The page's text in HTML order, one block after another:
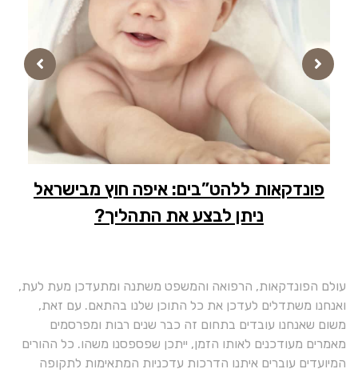
פונדקאות ללהט”בים: איפה חוץ מבישראל
ניתן לבצע את התהליך?
עולם הפונדקאות, הרפואה והמשפט משתנה ומתעדכן מעת לעת,
ואנחנו משתדלים לעדכן את כל התוכן שלנו בהתאם. עם זאת,
משום שאנחנו עובדים בתחום זה כבר שנים רבות ומפרסמים
מאמרים מעודכנים לאותו הזמן, ייתכן שפספסנו משהו. כל ההורים
המיועדים עוברים איתנו הדרכות עדכניות המתאימות לתקופה